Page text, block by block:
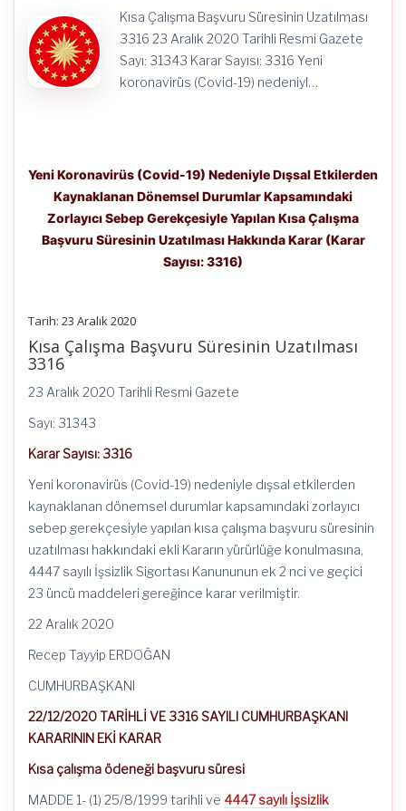
Süresinin
Uzatılması
Karar
(Karar
Kısa Çalışma Başvuru Süresinin Uzatılması
3316 23 Aralık 2020 Tarihli Resmi Gazete
Sayı: 31343 Karar Sayısı: 3316 Yeni
koronavirüs (Covid-19) nedeniyl…
Yeni Koronavirüs (Covid-19) Nedeniyle Dışsal Etkilerden
Kaynaklanan Dönemsel Durumlar Kapsamındaki
Zorlayıcı Sebep Gerekçesiyle Yapılan Kısa Çalışma
Başvuru Süresinin Uzatılması Hakkında Karar (Karar
Sayısı: 3316)
Tarih: 23 Aralık 2020
Kısa Çalışma Başvuru Süresinin Uzatılması
3316
23 Aralık 2020 Tarihli Resmi Gazete
Sayı: 31343
Karar Sayısı: 3316
Yeni koronavirüs (Covid-19) nedeniyle dışsal etkilerden
kaynaklanan dönemsel durumlar kapsamındaki zorlayıcı
sebep gerekçesiyle yapılan kısa çalışma başvuru süresinin
uzatılması hakkındaki ekli Kararın yürürlüğe konulmasına,
4447 sayılı İşsizlik Sigortası Kanununun ek 2 nci ve geçici
23 üncü maddeleri gereğince karar verilmiştir.
22 Aralık 2020
Recep Tayyip ERDOĞAN
CUMHURBAŞKANI
22/12/2020 TARİHLİ VE 3316 SAYILI CUMHURBAŞKANI
KARARININ EKİ KARAR
Kısa çalışma ödeneği başvuru süresi
MADDE 1- (1) 25/8/1999 tarihli ve 4447 sayılı İşsizlik